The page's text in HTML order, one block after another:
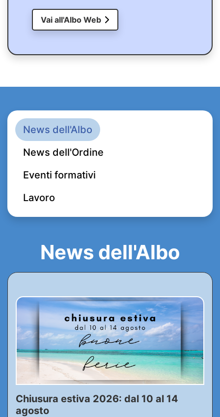
Vai all'Albo Web
News dell'Albo
News dell'Ordine
Eventi formativi
Lavoro
News dell'Albo
Chiusura estiva 2026: dal 10 al 14
agosto